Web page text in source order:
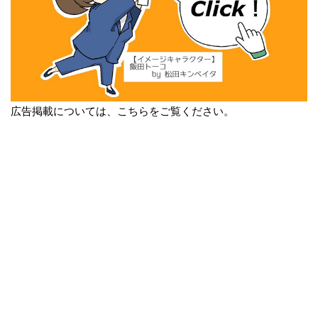
広告掲載については、こちらをご覧ください。